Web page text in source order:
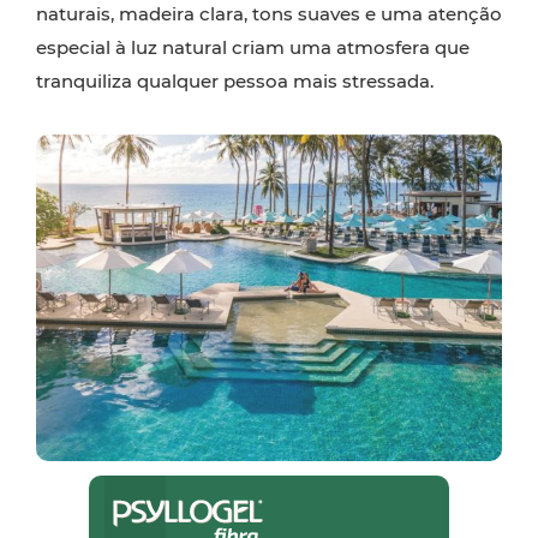
naturais, madeira clara, tons suaves e uma atenção
especial à luz natural criam uma atmosfera que
tranquiliza qualquer pessoa mais stressada.